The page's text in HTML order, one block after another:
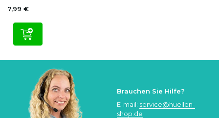
7,99 €
Brauchen Sie Hilfe?
E-mail: service@huellen-
shop.de